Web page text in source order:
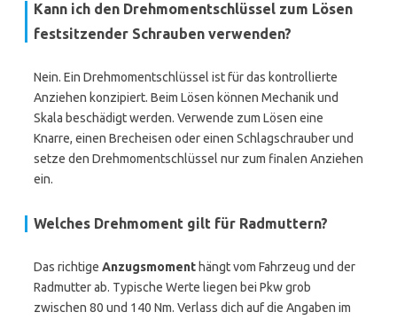
Kann ich den Drehmomentschlüssel zum Lösen
festsitzender Schrauben verwenden?
Nein. Ein Drehmomentschlüssel ist für das kontrollierte
Anziehen konzipiert. Beim Lösen können Mechanik und
Skala beschädigt werden. Verwende zum Lösen eine
Knarre, einen Brecheisen oder einen Schlagschrauber und
setze den Drehmomentschlüssel nur zum finalen Anziehen
ein.
Welches Drehmoment gilt für Radmuttern?
Das richtige Anzugsmoment hängt vom Fahrzeug und der
Radmutter ab. Typische Werte liegen bei Pkw grob
zwischen 80 und 140 Nm. Verlass dich auf die Angaben im